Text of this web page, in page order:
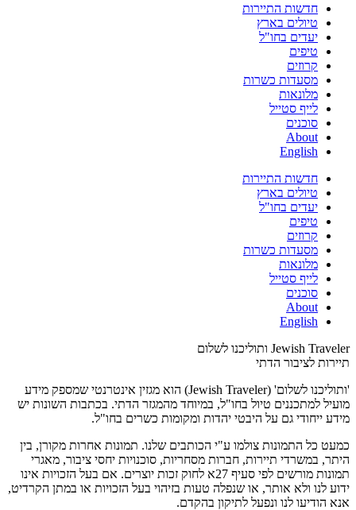
חדשות התיירות
טיולים בארץ
יעדים בחו"ל
טיפים
קרוזים
מסעדות כשרות
מלונאות
לייף סטייל
סוכנים
About
English
חדשות התיירות
טיולים בארץ
יעדים בחו"ל
טיפים
קרוזים
מסעדות כשרות
מלונאות
לייף סטייל
סוכנים
About
English
Jewish Traveler ותוליכנו לשלום
תיירות לציבור הדתי
'ותוליכנו לשלום' (Jewish Traveler) הוא מגזין אינטרנטי שמספק מידע
מועיל למתכננים טיול בחו"ל, במיוחד מהמגזר הדתי. בכתבות השונות יש
מידע ייחודי גם על היבטי יהדות ומקומות כשרים בחו"ל.
כמעט כל התמונות צולמו ע"י הכותבים שלנו. תמונות אחרות מקורן, בין
היתר, במשרדי תיירות, חברות מסחריות, סוכנויות יחסי ציבור, מאגרי
תמונות מורשים לפי סעיף 27א לחוק זכות יוצרים. אם בעל הזכויות אינו
ידוע לנו ולא אותר, או שנפלה טעות בזיהוי בעל הזכויות או במתן הקרדיט,
אנא הודיעו לנו ונפעל לתיקון בהקדם.